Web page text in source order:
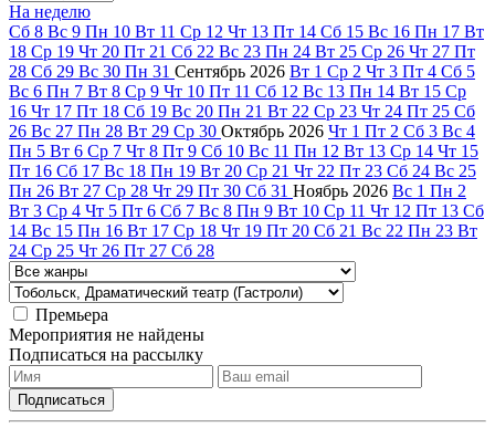
На неделю
Сб 8 Вс 9 Пн 10 Вт 11 Ср 12 Чт 13 Пт 14 Сб 15 Вс 16 Пн 17 Вт
18 Ср 19 Чт 20 Пт 21 Сб 22 Вс 23 Пн 24 Вт 25 Ср 26 Чт 27 Пт
28 Сб 29 Вс 30 Пн 31 Сентябрь 2026 Вт 1 Ср 2 Чт 3 Пт 4 Сб 5
Вс 6 Пн 7 Вт 8 Ср 9 Чт 10 Пт 11 Сб 12 Вс 13 Пн 14 Вт 15 Ср
16 Чт 17 Пт 18 Сб 19 Вс 20 Пн 21 Вт 22 Ср 23 Чт 24 Пт 25 Сб
26 Вс 27 Пн 28 Вт 29 Ср 30 Октябрь 2026 Чт 1 Пт 2 Сб 3 Вс 4
Пн 5 Вт 6 Ср 7 Чт 8 Пт 9 Сб 10 Вс 11 Пн 12 Вт 13 Ср 14 Чт 15
Пт 16 Сб 17 Вс 18 Пн 19 Вт 20 Ср 21 Чт 22 Пт 23 Сб 24 Вс 25
Пн 26 Вт 27 Ср 28 Чт 29 Пт 30 Сб 31 Ноябрь 2026 Вс 1 Пн 2
Вт 3 Ср 4 Чт 5 Пт 6 Сб 7 Вс 8 Пн 9 Вт 10 Ср 11 Чт 12 Пт 13 Сб
14 Вс 15 Пн 16 Вт 17 Ср 18 Чт 19 Пт 20 Сб 21 Вс 22 Пн 23 Вт
24 Ср 25 Чт 26 Пт 27 Сб 28
Премьера
Мероприятия не найдены
Подписаться на рассылку